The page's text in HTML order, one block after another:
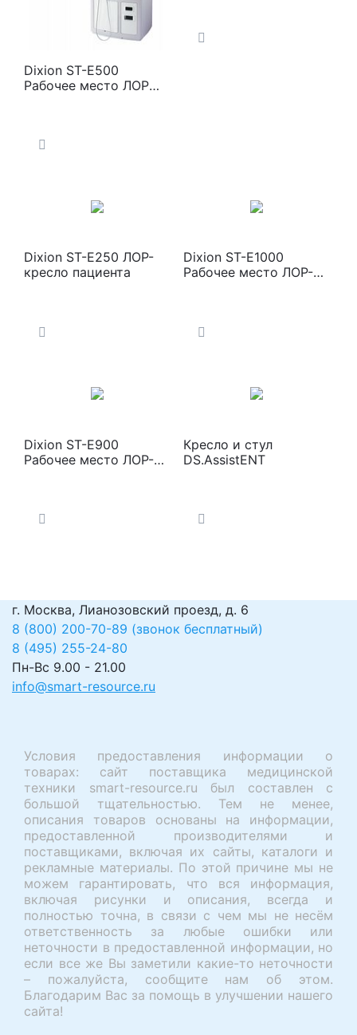
Dixion ST-E500
Рабочее место ЛОР
Dixion ST-E250 ЛОР-
кресло пациента
Dixion ST-E1000
Рабочее место ЛОР-
Dixion ST-E900
Рабочее место ЛОР-
Кресло и стул
DS.AssistENT
г. Москва, Лианозовский проезд, д. 6
8 (800) 200-70-89 (звонок бесплатный)
8 (495) 255-24-80
Пн-Вс 9.00 - 21.00
info@smart-resource.ru
Условия предоставления информации о
товарах: сайт поставщика медицинской
техники smart-resource.ru был составлен с
большой тщательностью. Тем не менее,
описания товаров основаны на информации,
предоставленной производителями и
поставщиками, включая их сайты, каталоги и
рекламные материалы. По этой причине мы не
можем гарантировать, что вся информация,
включая рисунки и описания, всегда и
полностью точна, в связи с чем мы не несём
ответственность за любые ошибки или
неточности в предоставленной информации, но
если все же Вы заметили какие-то неточности
– пожалуйста, сообщите нам об этом.
Благодарим Вас за помощь в улучшении нашего
сайта!